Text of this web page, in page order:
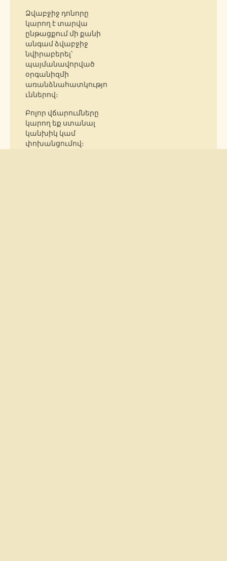
Ձվաբջիջ դոնորը
կարող է տարվա
ընթացքում մի քանի
անգամ ձվաբջիջ
նվիրաբերել՝
պայմանավորված
օրգանիզմի
առանձնահատկությո
ւններով։
Բոլոր վճարումները
կարող եք ստանալ
կանխիկ կամ
փոխանցումով։